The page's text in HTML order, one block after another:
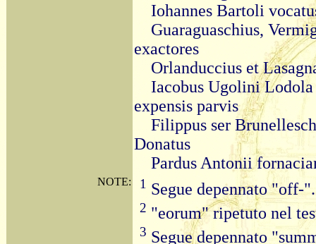
Iohannes Bartoli
Guaraguaschius,
exactores
Orlanduccius et
Iacobus Ugolini
expensis parvis
Filippus ser
Donatus
Pardus Antonii
NOTE: 1 Segue depennato "off-".
2 "eorum" ripetuto nel
3 Segue depennato